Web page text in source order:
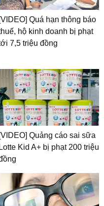
[VIDEO] Quá hạn thông báo
hộ kinh doanh bị phạt
7,5 triệu đồng
[VIDEO] Quảng cáo sai sữa
Lotte Kid A+ bị phạt 200 triệu